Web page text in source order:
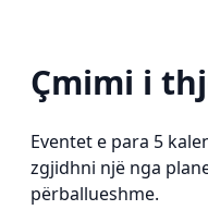
Çmimi i
Eventet e para 5
zgjidhni një nga
përballueshme.